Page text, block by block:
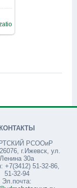
КОНТАКТЫ
РСООиР
г.Ижевск, ул.
Ленина 30а
+7(3412) 51-32-86,
51-32-94
Эл.почта: